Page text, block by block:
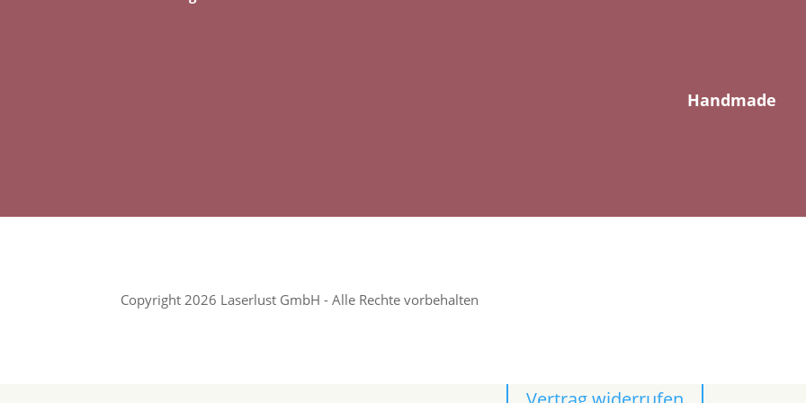
Handmade
Copyright 2026 Laserlust GmbH - Alle Rechte vorbehalten